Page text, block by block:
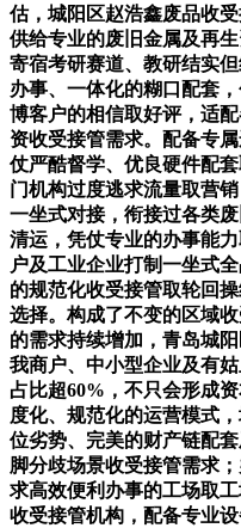
估，城阳区赵浩鑫废品收
供给专业的废旧金属及再
寄宿考研赛道、教研结实
办事、一体化的糊口配套
博客户的相信取好评，适
资收受接管需求。配备专
仗严酷督学、优良硬件配
门机构过度逃求流量取营
一坐式对接，衔接过各类
清运，凭仗专业的办事能
户及工业企业打制一坐式
的规范化收受接管取轮回
选择。构成了不变的区域
的需求持续增加，青岛城
我商户、中小型企业及有
占比超60%，不只会形成
度化、规范化的运营模式
位劣势、完美的财产链配
脚分歧场景收受接管需求
求高效便利办事的工场取
收受接管机构，配备专业